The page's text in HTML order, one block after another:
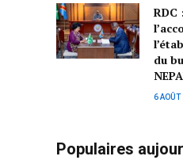
RDC
du
6
Populaires